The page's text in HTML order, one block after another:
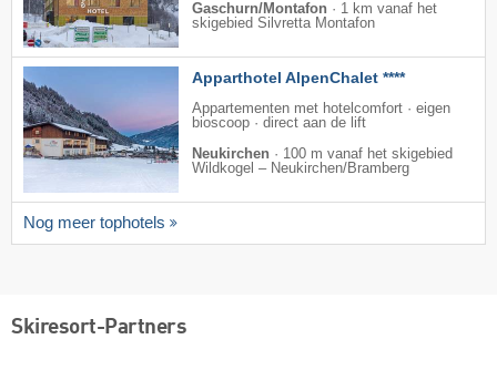
Gaschurn/Montafon · 1 km vanaf het
skigebied Silvretta Montafon
Apparthotel AlpenChalet ****
Appartementen met hotelcomfort · eigen
bioscoop · direct aan de lift
Neukirchen · 100 m vanaf het skigebied
Wildkogel – Neukirchen/​Bramberg
Nog meer tophotels
Skiresort-Partners